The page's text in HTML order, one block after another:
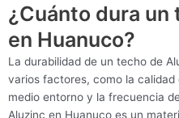
¿Cuánto dura
en Huanuco?
La durabilidad de un techo de
varios factores, como la calidad
medio entorno y la frecuencia
Aluzinc en Huanuco es un